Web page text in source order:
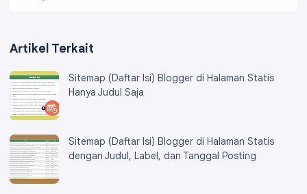
Artikel Terkait
Sitemap (Daftar Isi) Blogger di Halaman Statis
Hanya Judul Saja
Sitemap (Daftar Isi) Blogger di Halaman Statis
dengan Judul, Label, dan Tanggal Posting